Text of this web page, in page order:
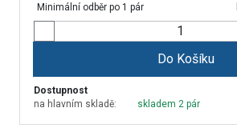
Minimální odběr po 1 pár
Do Košíku
Dostupnost
na hlavním skladě:
skladem 2 pár